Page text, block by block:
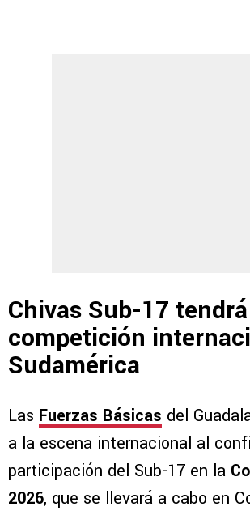
Chivas Sub-17 tendrá
competición
Sudamérica
Las Fuerzas Básicas del
a la escena internacional al
participación del Sub-17 en la
2026, que se llevará a cabo en